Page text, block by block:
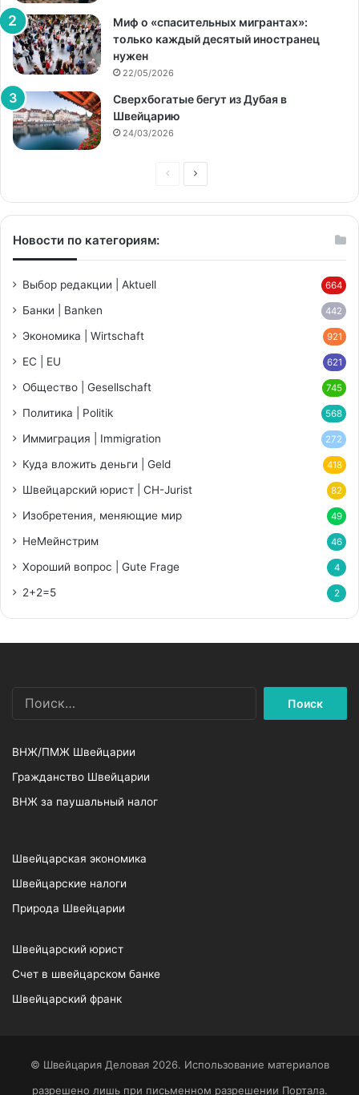
Миф о «спасительных мигрантах»:
только каждый десятый иностранец
нужен
22/05/2026
Сверхбогатые бегут из Дубая в
Швейцарию
24/03/2026
Предыдущая
Следующая
Новости по категориям:
Выбор редакции | Aktuell 664
Банки | Banken 442
Экономика | Wirtschaft 921
ЕС | EU 621
Общество | Gesellschaft 745
Политика | Politik 568
Иммиграция | Immigration 272
Куда вложить деньги | Geld 418
Швейцарский юрист | CH-Jurist 82
Изобретения, меняющие мир 49
НеМейнстрим 46
Хороший вопрос | Gute Frage 4
2+2=5 2
ВНЖ/ПМЖ Швейцарии
Гражданство Швейцарии
ВНЖ за паушальный налог
Швейцарская экономика
Швейцарские налоги
Природа Швейцарии
Швейцарский юрист
Счет в швейцарском банке
Швейцарский франк
© Швейцария Деловая 2026. Использование материалов
разрешено лишь при письменном разрешении Портала.